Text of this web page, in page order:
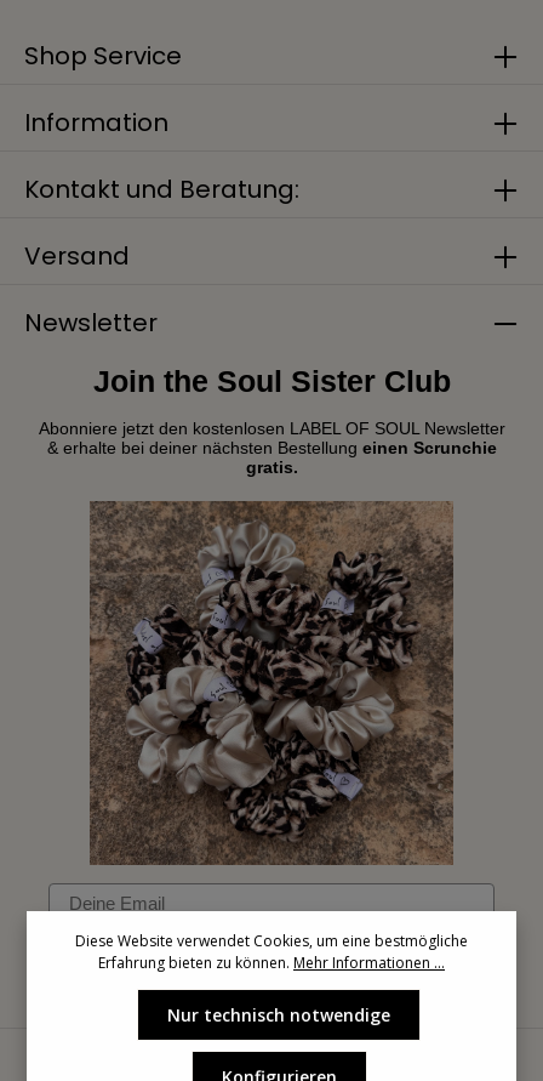
Kontakt und Beratung:
Versand
Newsletter
Join the Soul Sister Club
Abonniere jetzt den kostenlosen LABEL OF SOUL Newsletter
& erhalte bei deiner nächsten Bestellung einen Scrunchie
gratis.
Email
Shop Service
Information
Diese Website verwendet Cookies, um eine bestmögliche
Erfahrung bieten zu können. Mehr Informationen ...
Nur technisch notwendige